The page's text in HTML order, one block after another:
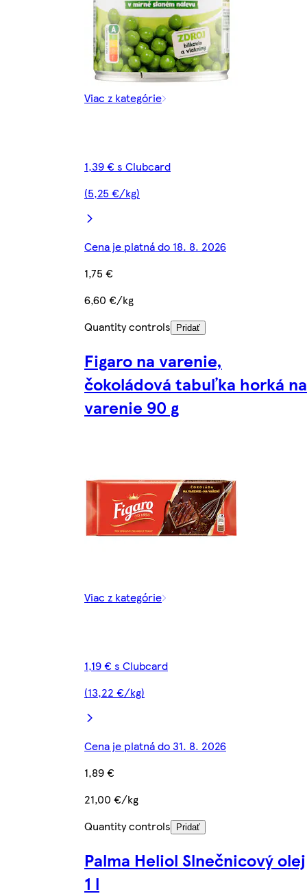
Viac z kategórie
1,39 € s Clubcard
(5,25 €/kg)
Cena je platná do 18. 8. 2026
1,75 €
6,60 €/kg
Quantity controls
Pridať
Figaro na varenie,
čokoládová tabuľka horká na
varenie 90 g
Viac z kategórie
1,19 € s Clubcard
(13,22 €/kg)
Cena je platná do 31. 8. 2026
1,89 €
21,00 €/kg
Quantity controls
Pridať
Palma Heliol Slnečnicový olej
1 l